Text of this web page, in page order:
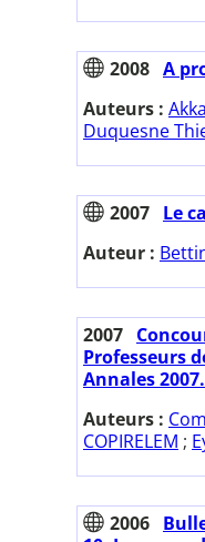
2008 A
Auteurs :
Duquesne
2007 Le
Auteur :
2007
Professeurs
Annales 2007.
Auteurs :
COPIRELEM ;
2006